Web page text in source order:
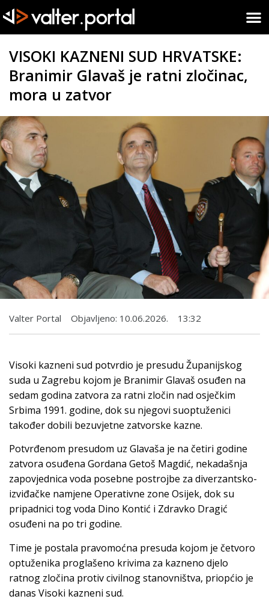
VISOKI KAZNENI SUD HRVATSKE:
Branimir Glavaš je ratni zločinac,
mora u zatvor
Valter Portal Objavljeno: 10.06.2026. 13:32
Visoki kazneni sud potvrdio je presudu Županijskog
suda u Zagrebu kojom je Branimir Glavaš osuđen na
sedam godina zatvora za ratni zločin nad osječkim
Srbima 1991. godine, dok su njegovi suoptuženici
također dobili bezuvjetne zatvorske kazne.
Potvrđenom presudom uz Glavaša je na četiri godine
zatvora osuđena Gordana Getoš Magdić, nekadašnja
zapovjednica voda posebne postrojbe za diverzantsko-
izviđačke namjene Operativne zone Osijek, dok su
pripadnici tog voda Dino Kontić i Zdravko Dragić
osuđeni na po tri godine.
Time je postala pravomoćna presuda kojom je četvoro
optuženika proglašeno krivima za kazneno djelo
ratnog zločina protiv civilnog stanovništva, priopćio je
danas Visoki kazneni sud.